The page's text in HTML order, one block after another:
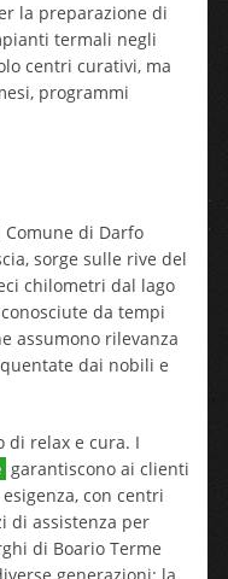
la preparazione di
termali negli
centri curativi, ma
programmi
di Darfo
sorge sulle rive del
chilometri dal lago
da tempi
assumono rilevanza
dai nobili e
di relax e cura. I
garantiscono ai clienti
con centri
di assistenza per
di Boario Terme